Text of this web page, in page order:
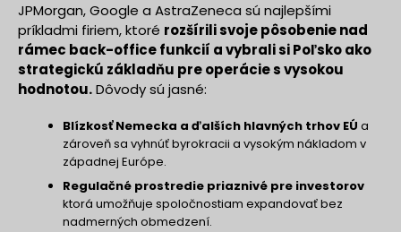
JPMorgan, Google a AstraZeneca sú najlepšími
príkladmi firiem, ktoré rozšírili svoje pôsobenie nad
rámec back-office funkcií a vybrali si Poľsko ako
strategickú základňu pre operácie s vysokou
hodnotou.Dôvody sú jasné:
Blízkosť Nemecka a ďalších hlavných trhov EÚ a
zároveň sa vyhnúť byrokracii a vysokým nákladom v
západnej Európe.
Regulačné prostredie priaznivé pre investorov
ktorá umožňuje spoločnostiam expandovať bez
nadmerných obmedzení.